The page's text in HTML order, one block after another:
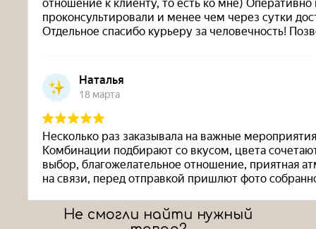
Не смогли найти нужный